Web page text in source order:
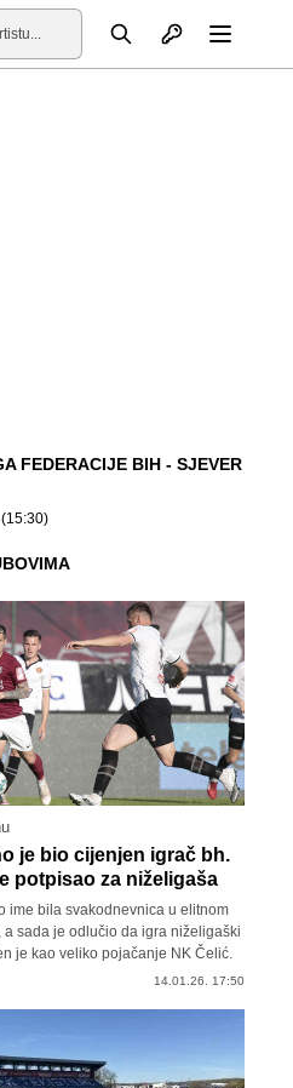
Otvori profil
FEDERACIJE BIH - SJEVER
je bio cijenjen igrač bh.
potpisao za niželigaša
ime bila svakodnevnica u elitnom
a sada je odlučio da igra niželigaški
je kao veliko pojačanje NK Čelić.
14.01.26. 17:50